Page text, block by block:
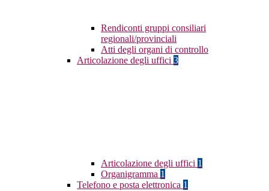
Rendiconti gruppi consiliari
regionali/provinciali
Atti degli organi di controllo
Articolazione degli uffici 3
Articolazione degli uffici 1
Organigramma 1
Telefono e posta elettronica 1